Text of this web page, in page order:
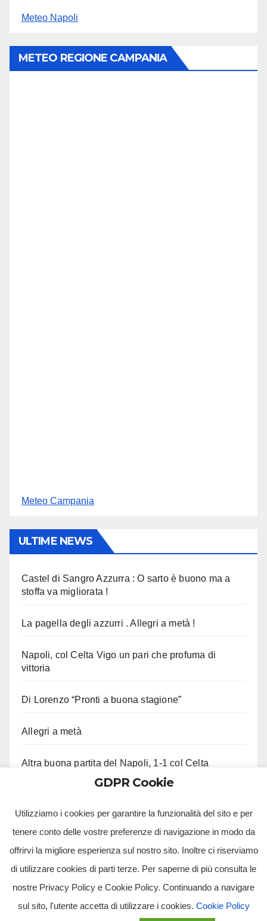
Meteo Napoli
METEO REGIONE CAMPANIA
Meteo Campania
ULTIME NEWS
Castel di Sangro Azzurra : O sarto è buono ma a
stoffa va migliorata !
La pagella degli azzurri . Allegri a metà !
Napoli, col Celta Vigo un pari che profuma di
vittoria
Di Lorenzo “Pronti a buona stagione”
Allegri a metà
Altra buona partita del Napoli, 1-1 col Celta
GDPR Cookie
Utilizziamo i cookies per garantire la funzionalità del sito e per
tenere conto delle vostre preferenze di navigazione in modo da
offrirvi la migliore esperienza sul nostro sito. Inoltre ci riserviamo
di utilizzare cookies di parti terze. Per saperne di più consulta le
nostre Privacy Policy e Cookie Policy. Continuando a navigare
sul sito, l'utente accetta di utilizzare i cookies. Cookie Policy